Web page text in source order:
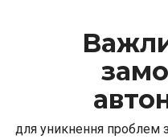
для уникнення проблем